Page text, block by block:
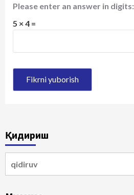
Please enter an answer in digits:
5 × 4 =
Қидириш